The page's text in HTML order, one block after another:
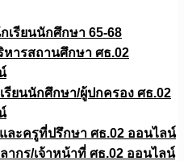
เรียนนักศึกษา 65-68
หารสถานศึกษา ศธ.02
รียนนักศึกษา/ผู้ปกครอง ศธ.02
ละครูที่ปรึกษา ศธ.02 ออนไลน์
ากร/เจ้าหน้าที่ ศธ.02 ออนไลน์